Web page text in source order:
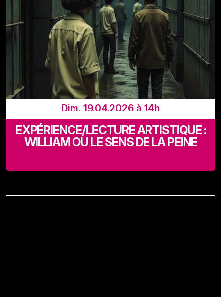
Recyclart (Rue de Manchester 13-15 - 1080 Bruxelles)
Dim. 19.04.2026 à 14h
EXPÉRIENCE/LECTURE ARTISTIQUE :
WILLIAM OU LE SENS DE LA PEINE